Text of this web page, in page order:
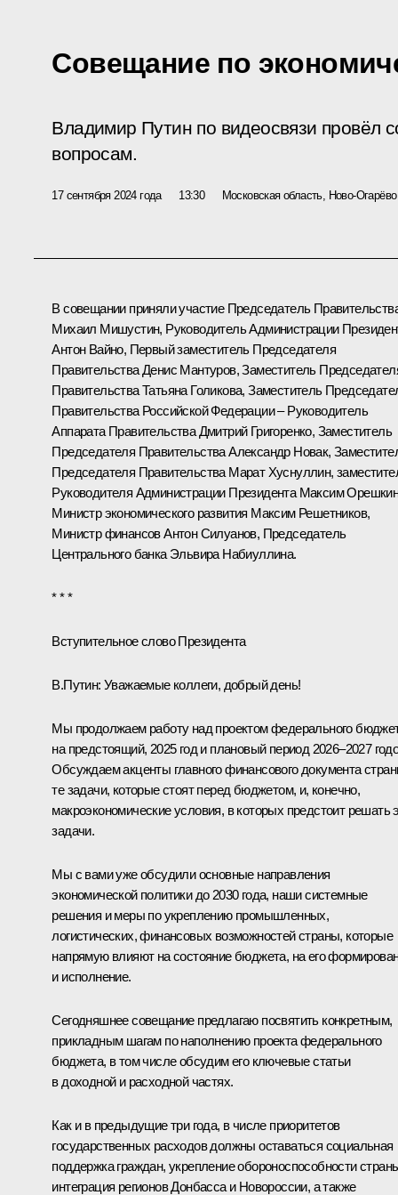
Совещание по
Владимир Путин по видеосвязи провёл
вопросам.
17 сентября 2024 года 13:30 Московская область, Ново-Огарёво
В совещании приняли участие Председатель
Михаил Мишустин, Руководитель Администрации
Антон Вайно, Первый заместитель Председателя
ПравительстваДенис Мантуров, Заместитель
ПравительстваТатьяна Голикова, Заместитель
Правительства Российской Федерации – Руководитель
Аппарата ПравительстваДмитрий Григоренко, Заместитель
Председателя ПравительстваАлександр Новак,
Председателя Правительства Марат Хуснуллин,
Руководителя Администрации Президента Максим
Министр экономического развития Максим Решетников,
Министр финансовАнтон Силуанов, Председатель
Центрального банка Эльвира Набиуллина.
* * *
Вступительное слово Президента
В.Путин: Уважаемые коллеги, добрый день!
Мы продолжаем работу над проектом федерального
на предстоящий, 2025 год и плановый период 2026–2027
Обсуждаем акценты главного финансового документа
те задачи, которые стоят перед бюджетом, и, конечно,
макроэкономические условия, в которых предстоит решать
задачи.
Мы с вами уже обсудили основные направления
экономической политики до 2030 года, наши системные
решения и меры по укреплению промышленных,
логистических, финансовых возможностей страны, которые
напрямую влияют на состояние бюджета, на его
и исполнение.
Сегодняшнее совещание предлагаю посвятить конкретным,
прикладным шагам по наполнению проекта федерального
бюджета, в том числе обсудим его ключевые статьи
в доходной и расходной частях.
Как и в предыдущие три года, в числе приоритетов
государственных расходов должны оставаться социальная
поддержка граждан, укрепление обороноспособности
интеграция регионов Донбасса и Новороссии, а также